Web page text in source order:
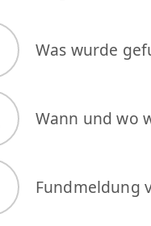
Was wurde
Wann und wo
Fundmeldung